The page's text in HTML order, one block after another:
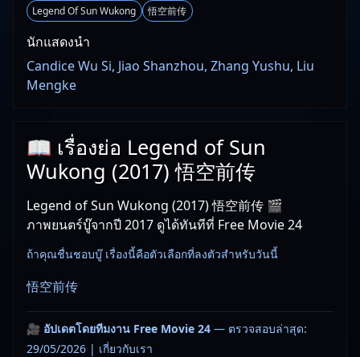
Legend Of Sun Wukong 悟空前传
นักแสดงนำ
Candice Wu Si, Jiao Shanzhou, Zhang Yushu, Liu
Mengke
📖 เรื่องย่อ Legend of Sun
Wukong (2017) 悟空前传
Legend of Sun Wukong (2017) 悟空前传 🎬
ภาพยนตร์บู๊จากปี 2017 ดูได้ทันทีที่ Free Movie 24
ถ้าคุณชื่นชอบบู๊ เรื่องนี้คือตัวเลือกที่ลงตัวสำหรับวันนี้
悟空前传
🎥 อัปเดตโดยทีมงาน Free Movie 24 — ตรวจสอบล่าสุด:
29/05/2026 | เกี่ยวกับเรา